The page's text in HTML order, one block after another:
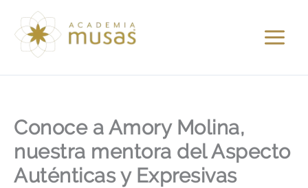
contenido
Conoce a Amory Molina,
nuestra mentora del Aspecto
Auténticas y Expresivas